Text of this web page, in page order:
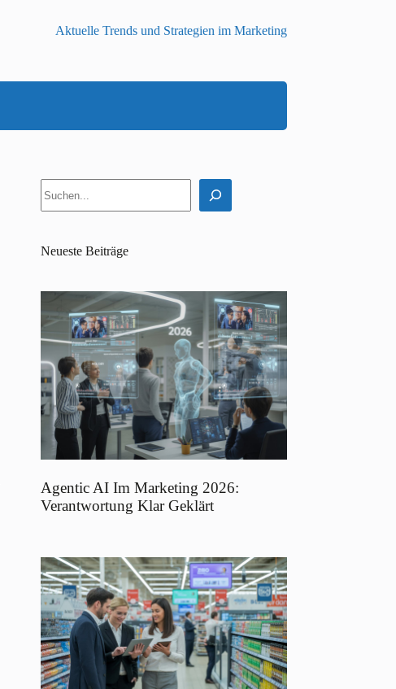
Aktuelle Trends und Strategien im Marketing
Neueste Beiträge
Agentic AI Im Marketing 2026:
Verantwortung Klar Geklärt